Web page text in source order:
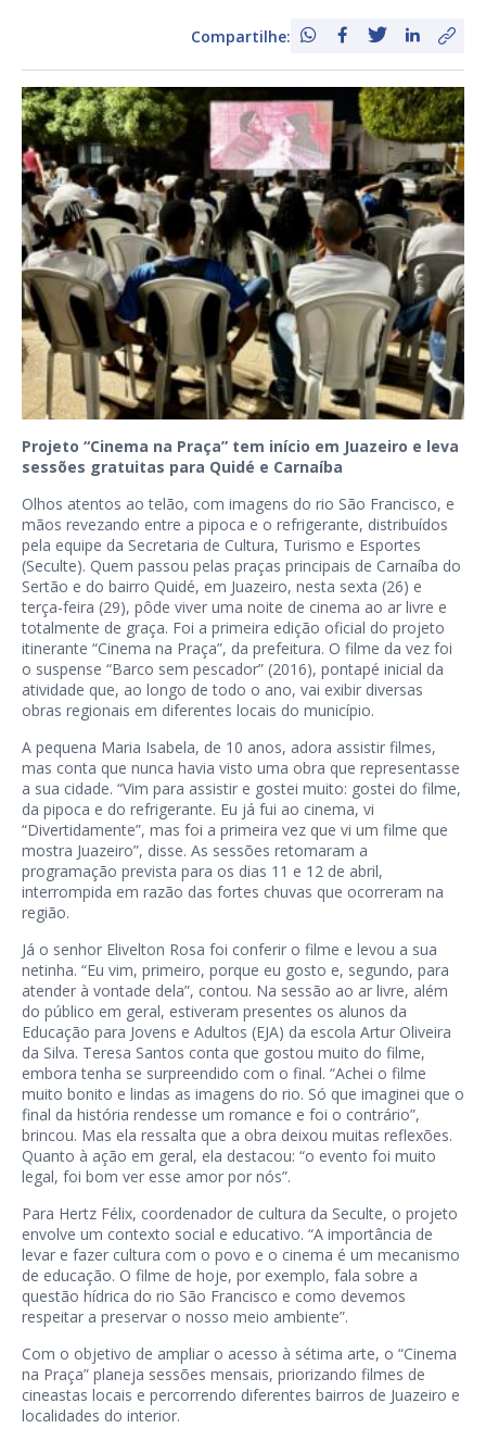
Compartilhe:
Projeto “Cinema na Praça” tem início em Juazeiro e leva
sessões gratuitas para Quidé e Carnaíba
Olhos atentos ao telão, com imagens do rio São Francisco, e
mãos revezando entre a pipoca e o refrigerante, distribuídos
pela equipe da Secretaria de Cultura, Turismo e Esportes
(Seculte). Quem passou pelas praças principais de Carnaíba do
Sertão e do bairro Quidé, em Juazeiro, nesta sexta (26) e
terça-feira (29), pôde viver uma noite de cinema ao ar livre e
totalmente de graça. Foi a primeira edição oficial do projeto
itinerante “Cinema na Praça”, da prefeitura. O filme da vez foi
o suspense “Barco sem pescador” (2016), pontapé inicial da
atividade que, ao longo de todo o ano, vai exibir diversas
obras regionais em diferentes locais do município.
A pequena Maria Isabela, de 10 anos, adora assistir filmes,
mas conta que nunca havia visto uma obra que representasse
a sua cidade. “Vim para assistir e gostei muito: gostei do filme,
da pipoca e do refrigerante. Eu já fui ao cinema, vi
“Divertidamente”, mas foi a primeira vez que vi um filme que
mostra Juazeiro”, disse. As sessões retomaram a
programação prevista para os dias 11 e 12 de abril,
interrompida em razão das fortes chuvas que ocorreram na
região.
Já o senhor Elivelton Rosa foi conferir o filme e levou a sua
netinha. “Eu vim, primeiro, porque eu gosto e, segundo, para
atender à vontade dela”, contou. Na sessão ao ar livre, além
do público em geral, estiveram presentes os alunos da
Educação para Jovens e Adultos (EJA) da escola Artur Oliveira
da Silva. Teresa Santos conta que gostou muito do filme,
embora tenha se surpreendido com o final. “Achei o filme
muito bonito e lindas as imagens do rio. Só que imaginei que o
final da história rendesse um romance e foi o contrário”,
brincou. Mas ela ressalta que a obra deixou muitas reflexões.
Quanto à ação em geral, ela destacou: “o evento foi muito
legal, foi bom ver esse amor por nós”.
Para Hertz Félix, coordenador de cultura da Seculte, o projeto
envolve um contexto social e educativo. “A importância de
levar e fazer cultura com o povo e o cinema é um mecanismo
de educação. O filme de hoje, por exemplo, fala sobre a
questão hídrica do rio São Francisco e como devemos
respeitar a preservar o nosso meio ambiente”.
Com o objetivo de ampliar o acesso à sétima arte, o “Cinema
na Praça” planeja sessões mensais, priorizando filmes de
cineastas locais e percorrendo diferentes bairros de Juazeiro e
localidades do interior.